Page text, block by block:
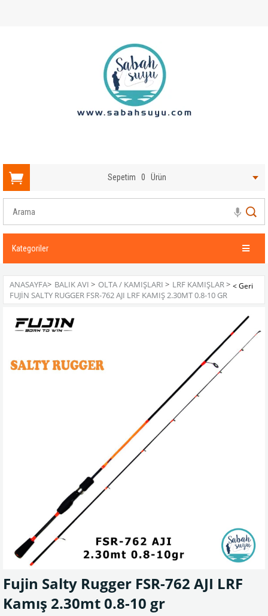
Sepetim 0 Ürün
Kategoriler
ANASAYFA> BALIK AVI > OLTA / KAMIŞLARI > LRF KAMIŞLAR>
FUJIN SALTY RUGGER FSR-762 AJI LRF KAMIŞ 2.30MT 0.8-10 GR
Fujin Salty Rugger FSR-762 AJI LRF
Kamış 2.30mt 0.8-10 gr